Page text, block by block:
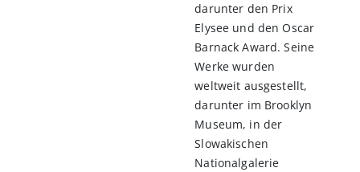
darunter den Prix
Elysee und den Oscar
Barnack Award. Seine
Werke wurden
weltweit ausgestellt,
darunter im Brooklyn
Museum, in der
Slowakischen
Nationalgalerie